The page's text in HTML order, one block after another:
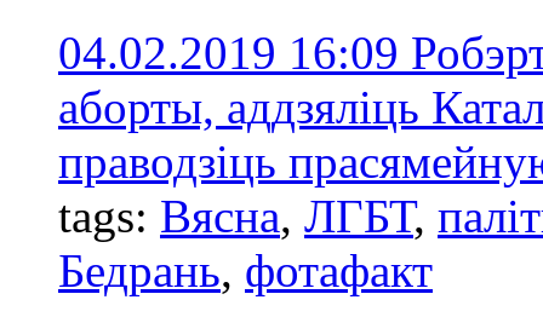
04.02.2019 16:09
аборты, аддзяліць
праводзіць
tags: Вясна, ЛГБТ,
Бедрань, фотафакт